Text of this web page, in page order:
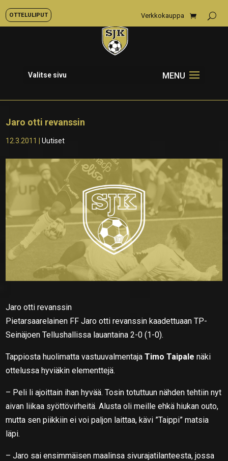
OTTELULIPUT Verkkokauppa
Valitse sivu
Jaro otti revanssin
12.3.2011 |Uutiset
Jaro otti revanssin
Pietarsaarelainen FF Jaro otti revanssin kaadettuaan TP-
Seinäjoen Tellushallissa lauantaina 2-0 (1-0).
Tappiosta huolimatta vastuuvalmentajaTimo Taipale näki
ottelussa hyviäkin elementtejä.
– Peli li ajoittain ihan hyvää. Tosin totuttuun nähden tehtiin nyt
aivan liikaa syöttövirheitä. Alusta oli meille ehkä hiukan outo,
mutta sen piikkiin ei voi paljon laittaa, kävi ”Taippi” matsia
läpi.
– Jaro sai ensimmäisen maalinsa sivurajatilanteesta, jossa